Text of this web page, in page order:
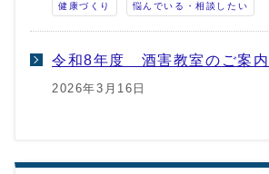
健康づくり 悩んでいる・相談したい
令和8年度 酒害教室のご案内
2026年3月16日